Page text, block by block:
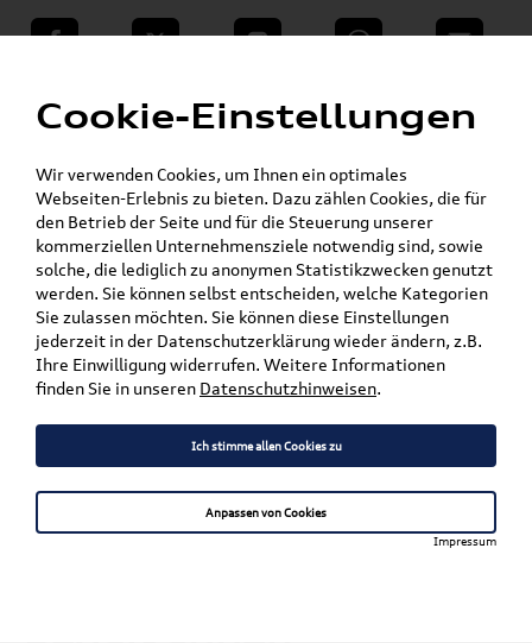
teilen Twitter Instagram WhatsApp E-Mail
VW Shop - VW Originalteile und Zubehör »
» » Pedalkappen
Mein Kundenkonto Warenkorb
Artikel für ihr Modell
Marke wählen
Modell wählen
Karosserieform wählen
Cookie-Einstellungen
Wir verwenden Cookies, um Ihnen ein optimales
Webseiten-Erlebnis zu bieten. Dazu zählen Cookies, die für
den Betrieb der Seite und für die Steuerung unserer
kommerziellen Unternehmensziele notwendig sind, sowie
solche, die lediglich zu anonymen Statistikzwecken genutzt
werden. Sie können selbst entscheiden, welche Kategorien
Sie zulassen möchten. Sie können diese Einstellungen
jederzeit in der Datenschutzerklärung wieder ändern, z.B.
Ihre Einwilligung widerrufen. Weitere Informationen
finden Sie in unseren Datenschutzhinweisen.
Ich stimme allen Cookies zu
Anpassen von Cookies
Impressum